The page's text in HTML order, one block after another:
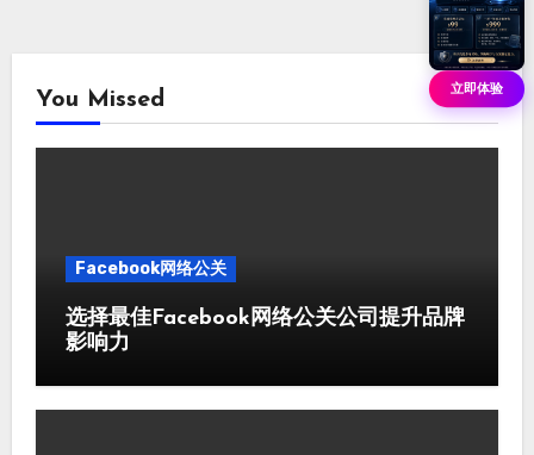
You Missed
Facebook网络公关
选择最佳Facebook网络公关公司提升品牌
影响力
立即体验